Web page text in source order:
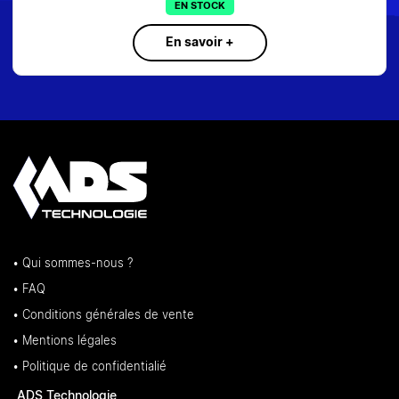
EN STOCK
En savoir +
• Qui sommes-nous ?
• FAQ
• Conditions générales de vente
• Mentions légales
• Politique de confidentialié
ADS Technologie